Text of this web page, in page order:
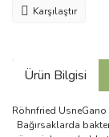
Karşılaştır
Ürün Bilgisi
Röhnfried
Bağırsaklarda